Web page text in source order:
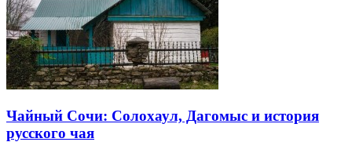
Чайный Сочи: Солохаул, Дагомыс и история
русского чая